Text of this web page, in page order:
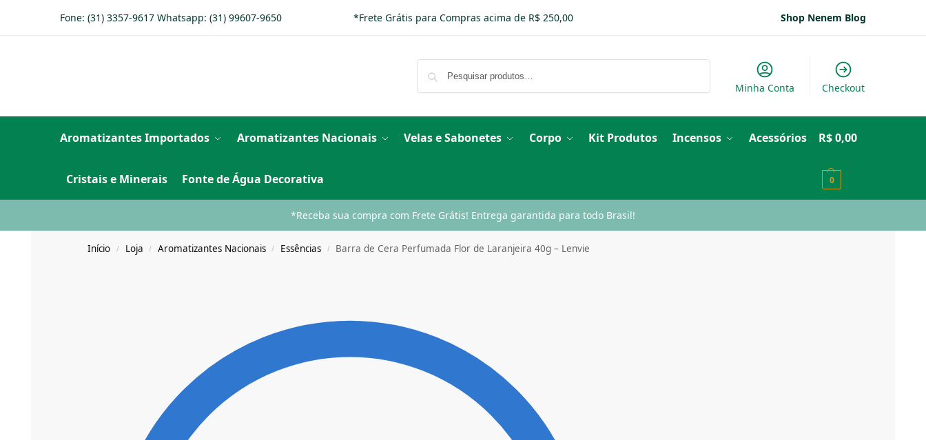
Fone: (31) 3357-9617 Whatsapp: (31) 99607-9650 *Frete Grátis para Compras acima de R$ 250,00 Shop Nenem Blog
Minha Conta Checkout
Aromatizantes Importados Aromatizantes Nacionais Velas e Sabonetes Corpo Kit Produtos Incensos Acessórios
Cristais e Minerais Fonte de Água Decorativa
R$0,00
0
*Receba sua compra com Frete Grátis! Entrega garantida para todo Brasil!
Início / Loja / Aromatizantes Nacionais / Essências / Barra de Cera Perfumada Flor de Laranjeira 40g – Lenvie